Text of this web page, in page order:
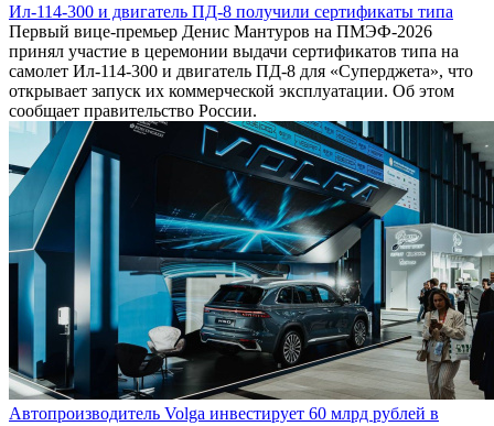
Ил-114-300 и двигатель ПД-8 получили сертификаты типа
Первый вице-премьер Денис Мантуров на ПМЭФ-2026
принял участие в церемонии выдачи сертификатов типа на
самолет Ил-114-300 и двигатель ПД-8 для «Суперджета», что
открывает запуск их коммерческой эксплуатации. Об этом
сообщает правительство России.
Автопроизводитель Volga инвестирует 60 млрд рублей в